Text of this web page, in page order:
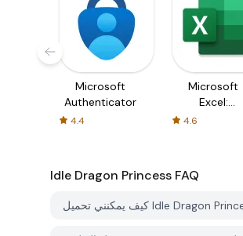
Microsoft
Authenticator
4.4
Microsoft
Excel:
Spreadsheets
4.6
Idle Dragon Princess FAQ